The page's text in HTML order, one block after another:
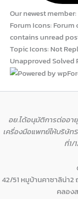
Our newest member:
Forum Icons: Forum
contains unread
Topic Icons: Not
UnapprovedSolved
อย.ได้อนุมัติการต่ออา
เครื่องมือแพทย์ให้บริษัท
ที่1/
42/51 หมูบ้านคาซาลิน่า
คลอง